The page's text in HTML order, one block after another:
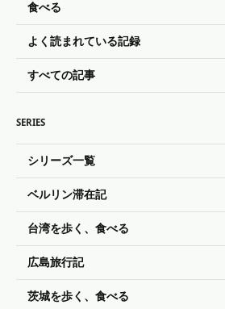
食べる
よく読まれている記録
すべての記事
SERIES
シリーズ一覧
ベルリン滞在記
台湾を歩く、食べる
広島旅行記
茨城を歩く、食べる